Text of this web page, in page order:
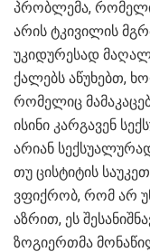
პრობლემა,
არის ტკივილის
უკიდურესად
ქალებს აწუხებთ,
რომელიც
ისინი კარგავენ
არიან
თუ ცისტიტის
ვფიქრობ, რომ არ
აზრით, ეს
ზოგიერთმა